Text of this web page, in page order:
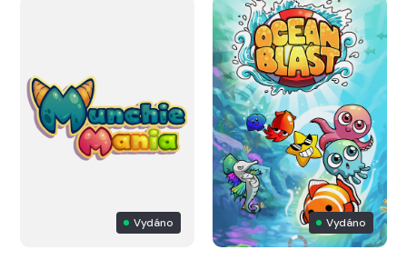
Vydáno Vydáno